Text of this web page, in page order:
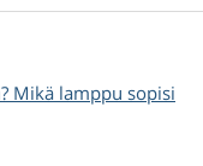
Mikä lamppu sopisi